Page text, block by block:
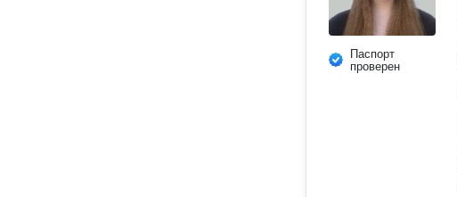
Паспорт
проверен